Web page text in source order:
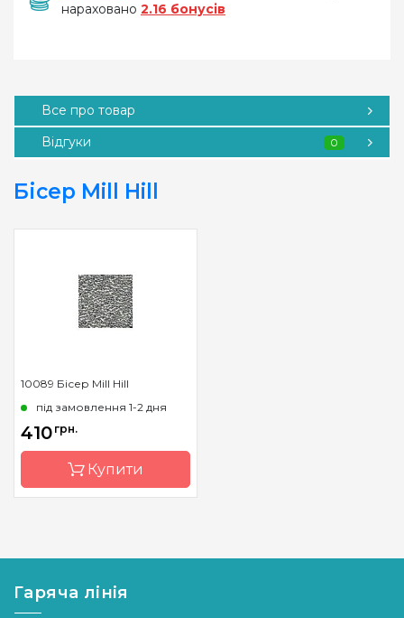
нараховано 2.16 бонусів
Все про товар
Відгуки
0
Бісер Mill Hill
10089 Бісер Mill Hill
під замовлення 1-2 дня
410 грн.
Купити
виробник
Гаряча лінія